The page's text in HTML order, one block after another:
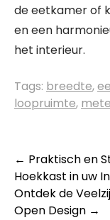
de eetkamer of
en een
het interieur.
Tags: breedte,
loopruimte,
← Praktisch en
Hoekkast in uw
Ontdek de
Open Design →